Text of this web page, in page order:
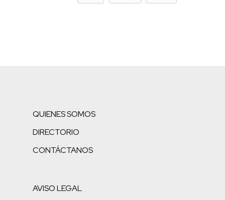
QUIENES SOMOS
DIRECTORIO
CONTÁCTANOS
AVISO LEGAL